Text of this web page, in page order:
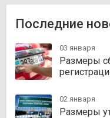
Последние
03 января
Размеры
02 января
Размеры